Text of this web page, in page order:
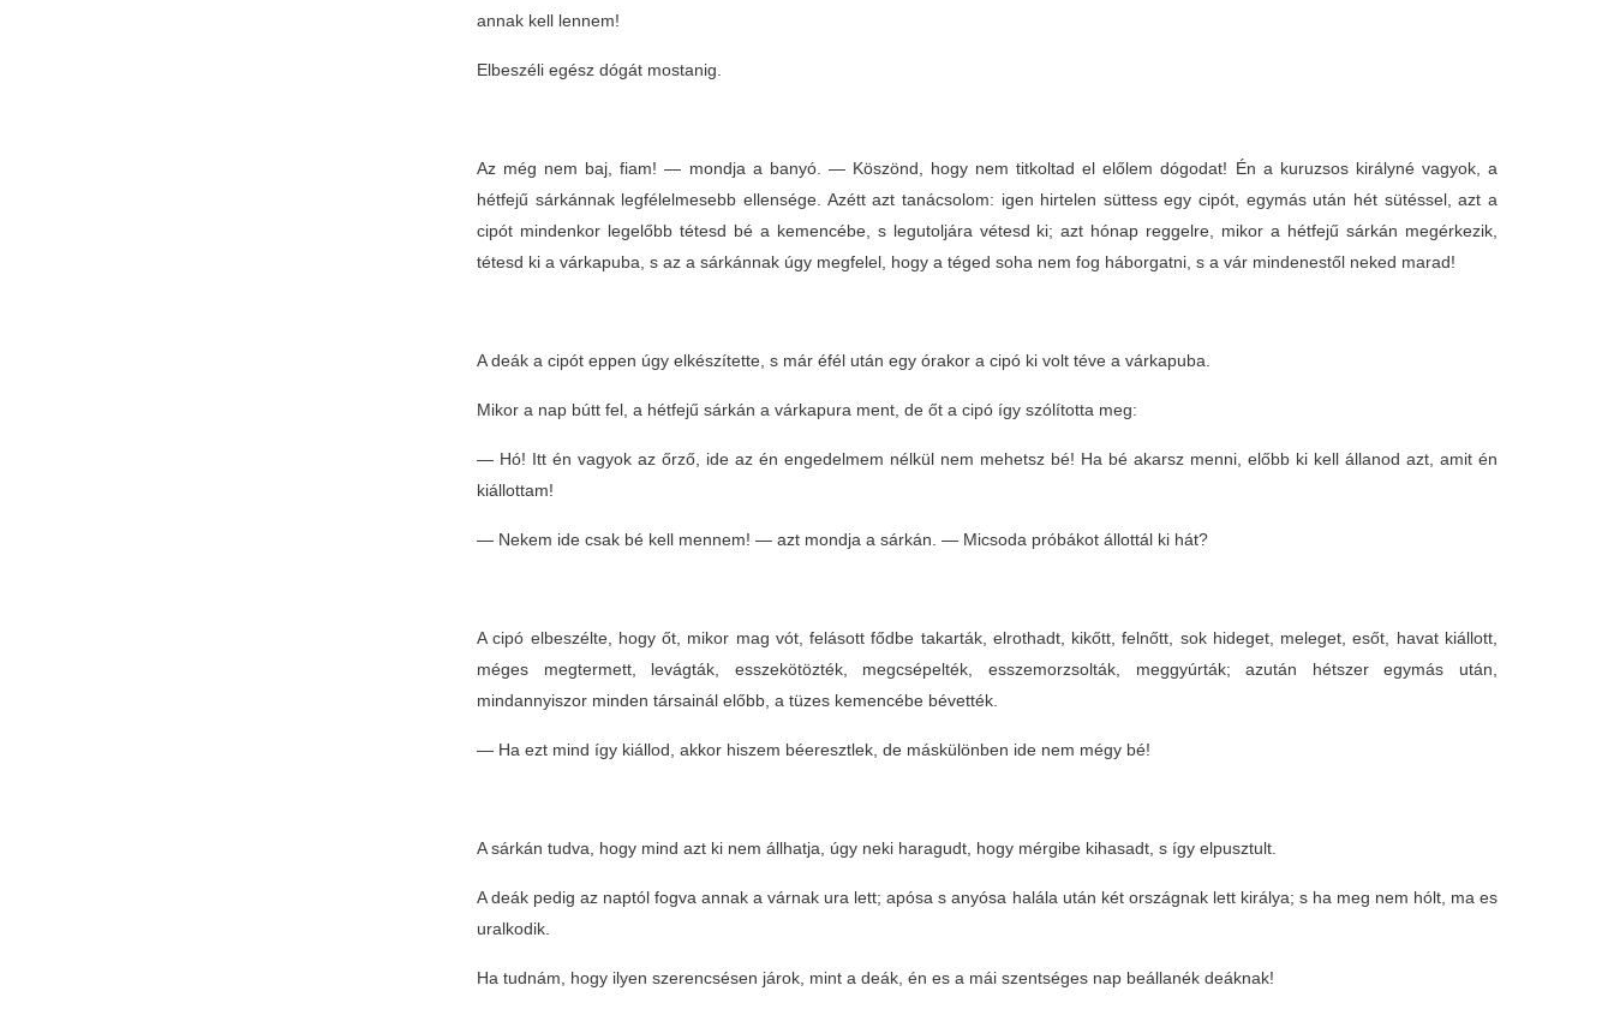
annak kell lennem!
Elbeszéli egész dógát mostanig.
Az még nem baj, fiam! — mondja a banyó. — Köszönd, hogy nem titkoltad el előlem dógodat! Én a kuruzsos királyné vagyok, a
hétfejű sárkánnak legfélelmesebb ellensége. Azétt azt tanácsolom: igen hirtelen süttess egy cipót, egymás után hét sütéssel, azt a
cipót mindenkor legelőbb tétesd bé a kemencébe, s legutoljára vétesd ki; azt hónap reggelre, mikor a hétfejű sárkán megérkezik,
tétesd ki a várkapuba, s az a sárkánnak úgy megfelel, hogy a téged soha nem fog háborgatni, s a vár mindenestől neked marad!
A deák a cipót eppen úgy elkészítette, s már éfél után egy órakor a cipó ki volt téve a várkapuba.
Mikor a nap bútt fel, a hétfejű sárkán a várkapura ment, de őt a cipó így szólította meg:
— Hó! Itt én vagyok az őrző, ide az én engedelmem nélkül nem mehetsz bé! Ha bé akarsz menni, előbb ki kell állanod azt, amit én
kiállottam!
— Nekem ide csak bé kell mennem! — azt mondja a sárkán. — Micsoda próbákot állottál ki hát?
A cipó elbeszélte, hogy őt, mikor mag vót, felásott fődbe takarták, elrothadt, kikőtt, felnőtt, sok hideget, meleget, esőt, havat kiállott,
méges megtermett, levágták, esszekötözték, megcsépelték, esszemorzsolták, meggyúrták; azután hétszer egymás után,
mindannyiszor minden társainál előbb, a tüzes kemencébe bévették.
— Ha ezt mind így kiállod, akkor hiszem béeresztlek, de máskülönben ide nem mégy bé!
A sárkán tudva, hogy mind azt ki nem állhatja, úgy neki haragudt, hogy mérgibe kihasadt, s így elpusztult.
A deák pedig az naptól fogva annak a várnak ura lett; apósa s anyósa halála után két országnak lett királya; s ha meg nem hólt, ma es
uralkodik.
Ha tudnám, hogy ilyen szerencsésen járok, mint a deák, én es a mái szentséges nap beállanék deáknak!